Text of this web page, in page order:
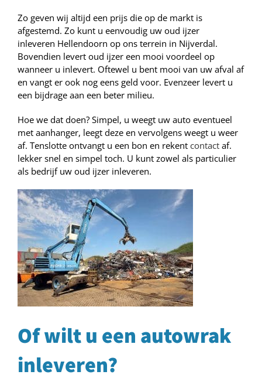
Zo geven wij altijd een prijs die op de markt is
afgestemd. Zo kunt u eenvoudig uw oud ijzer
inleveren Hellendoorn op ons terrein in Nijverdal.
Bovendien levert oud ijzer een mooi voordeel op
wanneer u inlevert. Oftewel u bent mooi van uw afval af
en vangt er ook nog eens geld voor. Evenzeer levert u
een bijdrage aan een beter milieu.
Hoe we dat doen? Simpel, u weegt uw auto eventueel
met aanhanger, leegt deze en vervolgens weegt u weer
af. Tenslotte ontvangt u een bon en rekent contact af.
lekker snel en simpel toch. U kunt zowel als particulier
als bedrijf uw oud ijzer inleveren.
Of wilt u een autowrak
inleveren?